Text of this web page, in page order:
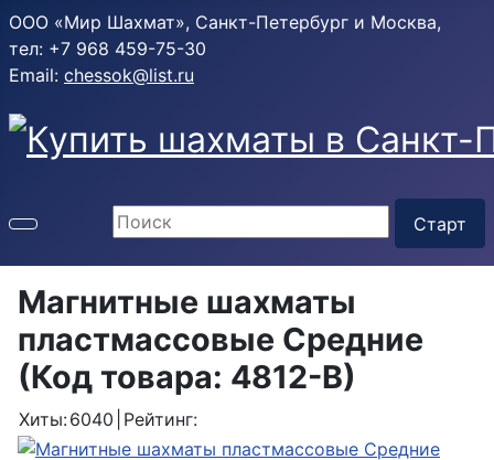
ООО «Мир Шахмат», Санкт-Петербург и Москва,
тел: +7 968 459-75-30
Email: chessok@list.ru
Магнитные шахматы
пластмассовые Средние
(Код товара: 4812-В)
Хиты:6040 Рейтинг: